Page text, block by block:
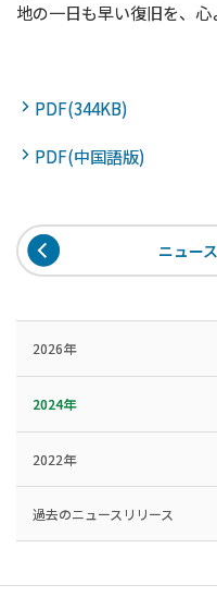
地の一日も早い復旧を、心
PDF(344KB)
PDF(中国語版)
ニュー
2026年
2024年
2022年
過去のニュースリリース